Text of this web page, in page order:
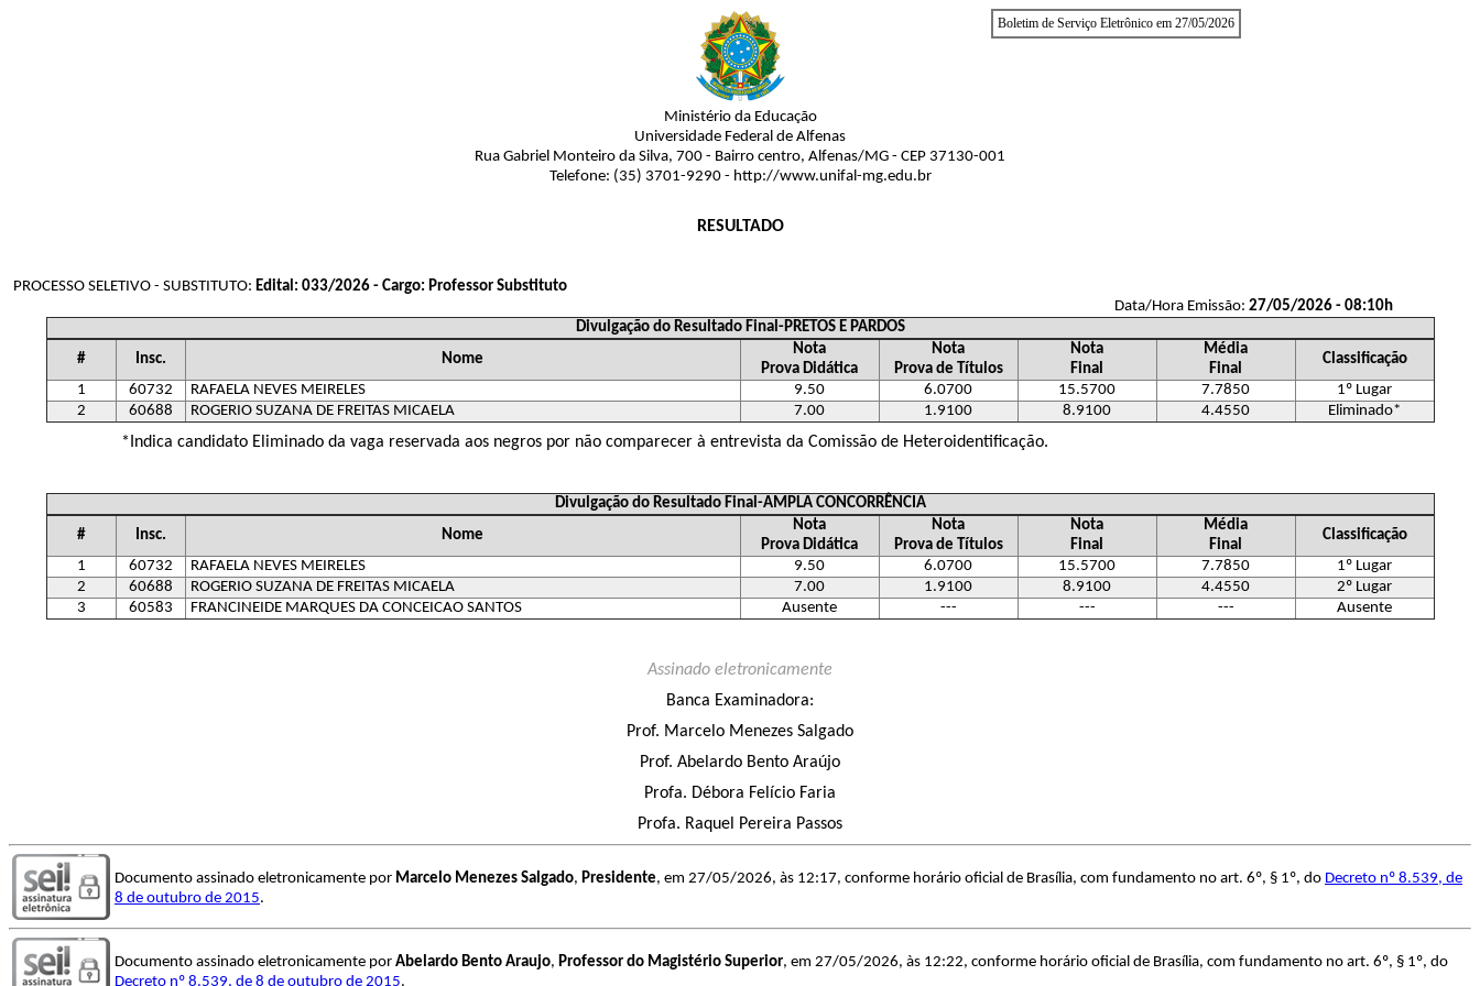
Boletim de Serviço Eletrônico em 27/05/2026
Ministério da Educação
Universidade Federal de Alfenas
Rua Gabriel Monteiro da Silva, 700 - Bairro centro, Alfenas/MG - CEP 37130-001
Telefone: (35) 3701-9290 - http://www.unifal-mg.edu.br
RESULTADO
PROCESSO SELETIVO - SUBSTITUTO: Edital: 033/2026 - Cargo: Professor Substituto
Data/Hora Emissão: 27/05/2026 - 08:10h
Divulgação do Resultado Final-PRETOS E PARDOS
#
Insc. Nome
Nota
Prova Didática
Nota
Prova de Títulos
Nota
Final
Média
Final
Classificação
1
60732 RAFAELA NEVES MEIRELES 9.50 6.0700 15.5700 7.7850
1º Lugar
2
60688 ROGERIO SUZANA DE FREITAS MICAELA 7.00 1.9100 8.9100 4.4550 Eliminado*
*Indica candidato Eliminado da vaga reservada aos negros por não comparecer à entrevista da Comissão de Heteroidentificação.
Divulgação do Resultado Final-AMPLA CONCORRÊNCIA
#
Insc. Nome
Nota
Prova Didática
Nota
Prova de Títulos
Nota
Final
Média
Final
Classificação
1
60732 RAFAELA NEVES MEIRELES 9.50 6.0700 15.5700 7.7850
1º Lugar
2
60688 ROGERIO SUZANA DE FREITAS MICAELA 7.00 1.9100 8.9100 4.4550
2º Lugar
3
60583 FRANCINEIDE MARQUES DA CONCEICAO SANTOS Ausente --- --- --- Ausente
Assinado eletronicamente
Banca Examinadora:
Prof. Marcelo Menezes Salgado
Prof. Abelardo Bento Araújo
Profa. Débora Felício Faria
Profa. Raquel Pereira Passos
Documento assinado eletronicamente por Marcelo Menezes Salgado, Presidente, em 27/05/2026, às 12:17, conforme horário oficial de Brasília, com fundamento no art. 6º, § 1º, do Decreto nº 8.539, de
8 de outubro de 2015.
Documento assinado eletronicamente por Abelardo Bento Araujo, Professor do Magistério Superior, em 27/05/2026, às 12:22, conforme horário oficial de Brasília, com fundamento no art. 6º, § 1º, do
Decreto nº 8.539, de 8 de outubro de 2015.